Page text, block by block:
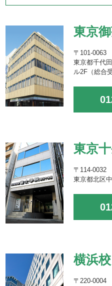
東京
〒101-0063
東京都千代
ル2F（総合
東京
〒114-0032
東京都北区
横浜校
〒220-0004